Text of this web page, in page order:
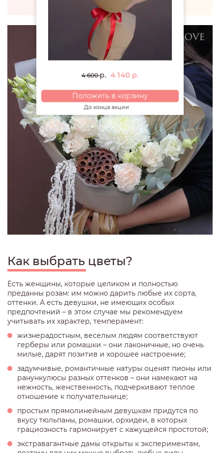
Как выбрать цветы?
Есть женщины, которые целиком и полностью
преданны розам: им можно дарить любые их сорта,
оттенки. А есть девушки, не имеющих особых
предпочтений – в этом случае мы рекомендуем
учитывать их характер, темперамент:
жизнерадостным, веселым людям соответствуют
герберы или ромашки – они лаконичные, но очень
милые, дарят позитив и хорошее настроение;
задумчивые, романтичные натуры оценят пионы или
ранункулюсы разных оттенков – они намекают на
нежность, женственность, подчеркивают теплое
отношение к получательнице;
простым прямолинейным девушкам придутся по
вкусу тюльпаны, ромашки, орхидеи, в которых
грациозность гармонирует с кажущейся простотой;
экстравагантные дамы открыты к экспериментам,
4 600р. 4 140 р.
Положить в корзину
До конца акции